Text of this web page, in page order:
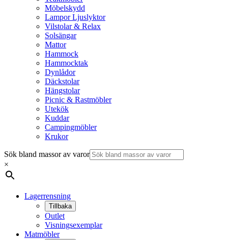
Möbelskydd
Lampor Ljuslyktor
Vilstolar & Relax
Solsängar
Mattor
Hammock
Hammocktak
Dynlådor
Däckstolar
Hängstolar
Picnic & Rastmöbler
Utekök
Kuddar
Campingmöbler
Krukor
Sök bland massor av varor
×
Lagerrensning
Tillbaka
Outlet
Visningsexemplar
Matmöbler